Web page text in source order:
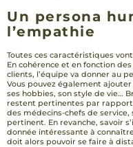
Un persona
l’empathie
Toutes ces caractéristiques
En cohérence et en fonction
clients, l’équipe va donner au
Vous pouvez également
ses hobbies, son style de vie…
restent pertinentes par
des médecins-chefs de service,
pertinent. En revanche, savoir
donnée intéressante à
doit alors pouvoir se faire à